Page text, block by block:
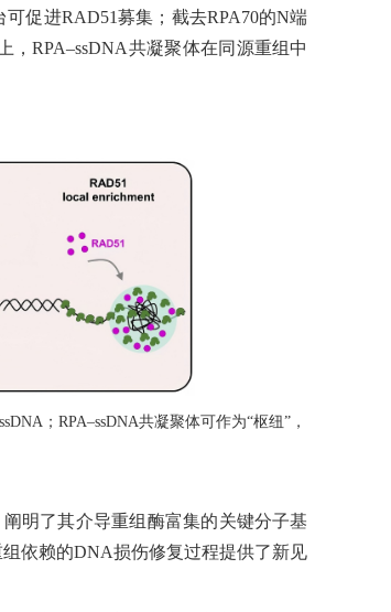
促进RAD51募集；截去RPA70的N端
RPA–ssDNA共凝聚体在同源重组中
；RPA–ssDNA共凝聚体可作为“枢纽”，
明了其介导重组酶富集的关键分子基
依赖的DNA损伤修复过程提供了新见